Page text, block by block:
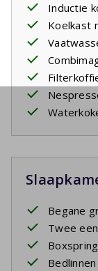
Inductie
Koelkast
Begane
Twee
Bedlinnen